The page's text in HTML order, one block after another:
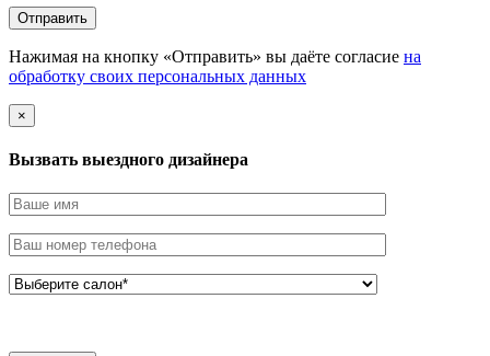
Нажимая на кнопку «Отправить» вы даёте согласие на
обработку своих персональных данных
×
Вызвать выездного дизайнера